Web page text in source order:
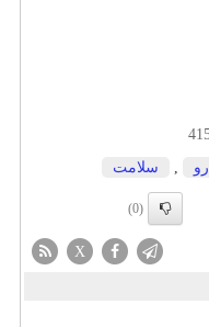
سلامت
(0)
X